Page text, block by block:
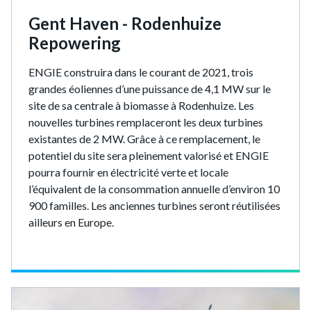
Gent Haven - Rodenhuize
Repowering
ENGIE construira dans le courant de 2021, trois
grandes éoliennes d’une puissance de 4,1 MW sur le
site de sa centrale à biomasse à Rodenhuize. Les
nouvelles turbines remplaceront les deux turbines
existantes de 2 MW. Grâce à ce remplacement, le
potentiel du site sera pleinement valorisé et ENGIE
pourra fournir en électricité verte et locale
l’équivalent de la consommation annuelle d’environ 10
900 familles. Les anciennes turbines seront réutilisées
ailleurs en Europe.